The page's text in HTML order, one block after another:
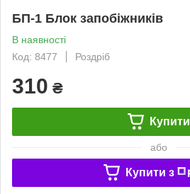
БП-1 Блок запобіжників
В наявності
Код: 8477
Роздріб
310 ₴
Купити
або
Купити з